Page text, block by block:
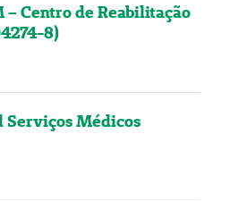
– Centro de Reabilitação
8)
Serviços Médicos